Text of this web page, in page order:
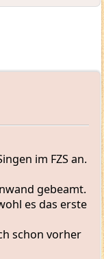
im FZS an.
gebeamt.
es das erste
schon vorher